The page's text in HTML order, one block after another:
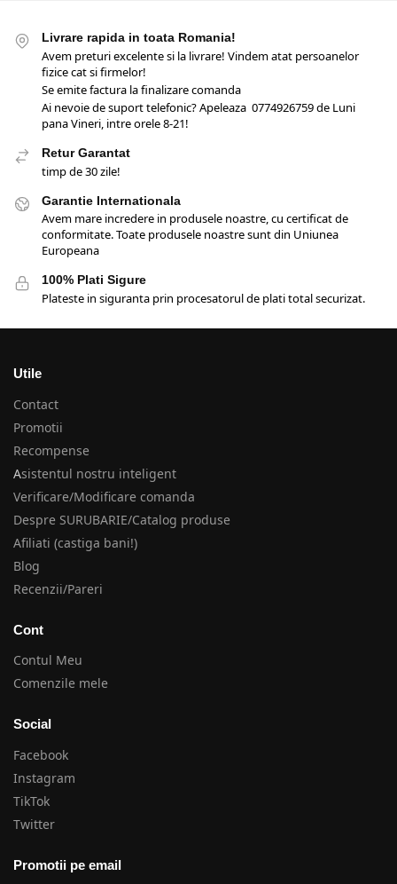
Livrare rapida in toata Romania!
Avem preturi excelente si la livrare! Vindem atat persoanelor
fizice cat si firmelor!
Se emite factura la finalizare comanda
Ai nevoie de suport telefonic? Apeleaza 0774926759 de Luni
pana Vineri, intre orele 8-21!
Retur Garantat
timp de 30 zile!
Garantie Internationala
Avem mare incredere in produsele noastre, cu certificat de
conformitate. Toate produsele noastre sunt din Uniunea
Europeana
100% Plati Sigure
Plateste in siguranta prin procesatorul de plati total securizat.
Utile
Contact
Promotii
Recompense
Asistentul nostru inteligent
Verificare/Modificare comanda
Despre SURUBARIE/Catalog produse
Afiliati (castiga bani!)
Blog
Recenzii/Pareri
Cont
Contul Meu
Comenzile mele
Social
Facebook
Instagram
TikTok
Twitter
Promotii pe email